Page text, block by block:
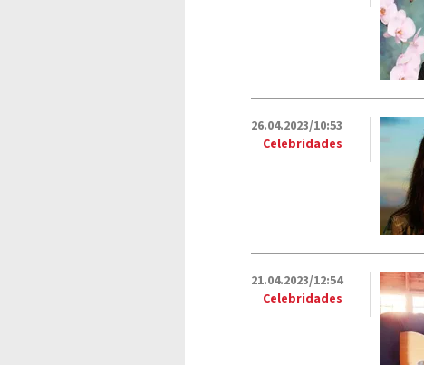
26.04.2023/10:53
Celebridades
21.04.2023/12:54
Celebridades